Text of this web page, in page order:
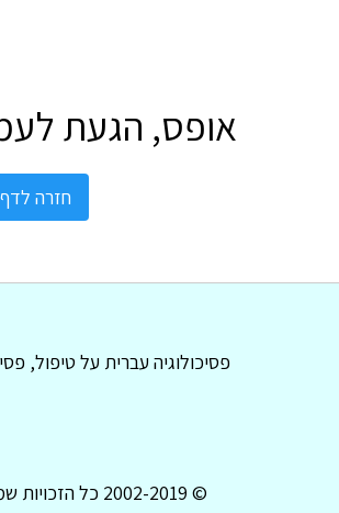
אופס, הגעת
חזרה
פסיכולוגיה עברית על טיפול,
© 2002-2019 כל הזכויות שמורות לפסיכולוגיה עברית